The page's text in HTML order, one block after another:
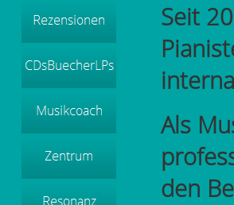
Seit
Als
den